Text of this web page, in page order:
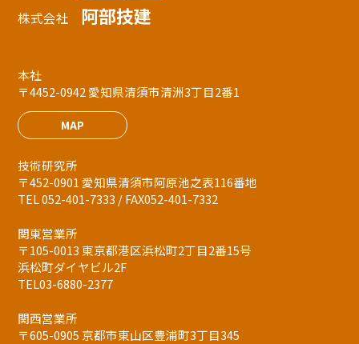
株式会社 阿部技建
本社
〒4452-0942 愛知県清須市清洲3丁目2番1
MAP
技術研究所
〒452-0901 愛知県清須市阿原池之表116番地
TEL 052-401-7333 / FAX052-401-7332
関東営業所
〒105-0013 東京都港区浜松町2丁目2番15号
浜松町ダイヤビル2F
TEL03-6880-2377
関西営業所
〒605-0905 京都市東山区豊浦町3丁目345